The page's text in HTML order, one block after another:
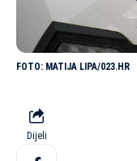
MATIJA LIPA/023.HR
Dijeli